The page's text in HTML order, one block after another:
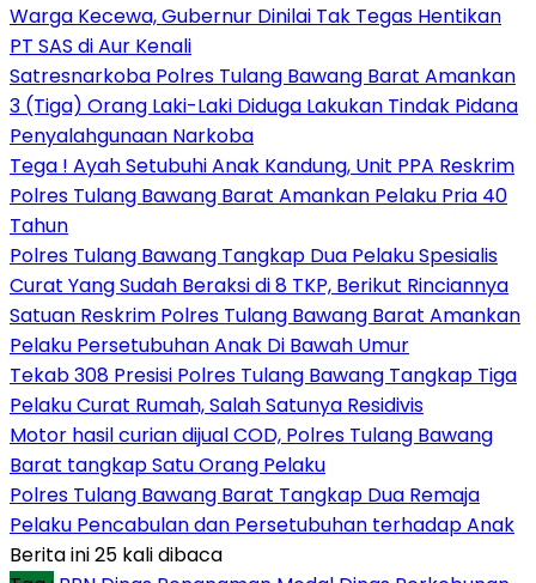
Warga Kecewa, Gubernur Dinilai Tak Tegas Hentikan
PT SAS di Aur Kenali
Satresnarkoba Polres Tulang Bawang Barat Amankan
3 (Tiga) Orang Laki-Laki Diduga Lakukan Tindak Pidana
Penyalahgunaan Narkoba
Tega ! Ayah Setubuhi Anak Kandung, Unit PPA Reskrim
Polres Tulang Bawang Barat Amankan Pelaku Pria 40
Tahun
Polres Tulang Bawang Tangkap Dua Pelaku Spesialis
Curat Yang Sudah Beraksi di 8 TKP, Berikut Rinciannya
Satuan Reskrim Polres Tulang Bawang Barat Amankan
Pelaku Persetubuhan Anak Di Bawah Umur
Tekab 308 Presisi Polres Tulang Bawang Tangkap Tiga
Pelaku Curat Rumah, Salah Satunya Residivis
Motor hasil curian dijual COD, Polres Tulang Bawang
Barat tangkap Satu Orang Pelaku
Polres Tulang Bawang Barat Tangkap Dua Remaja
Pelaku Pencabulan dan Persetubuhan terhadap Anak
Berita ini 25 kali dibaca